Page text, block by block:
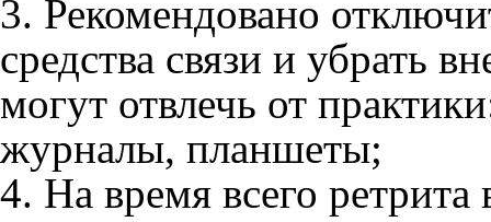
3. Рекомендовано
средства связи и убрать
могут отвлечь от
журналы, планшеты;
4. На время всего